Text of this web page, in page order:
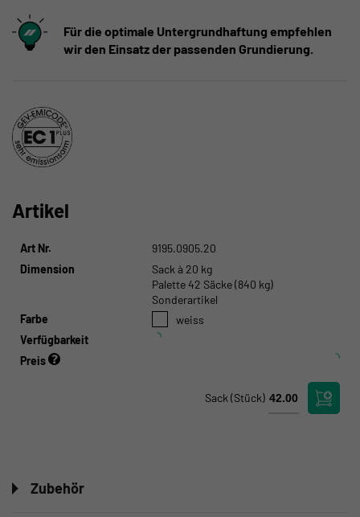
Für die optimale Untergrundhaftung empfehlen
wir den Einsatz der passenden Grundierung.
Artikel
Art Nr.
9195.0905.20
Dimension
Sack à 20 kg
Palette 42 Säcke (840 kg)
Sonderartikel
Farbe
weiss
Verfügbarkeit
Preis
Sack(Stück)
Zubehör